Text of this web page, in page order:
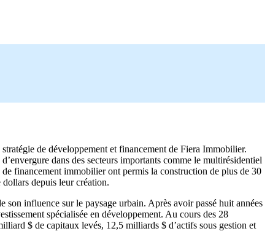
de développement et financement de Fiera Immobilier.
dans des secteurs importants comme le multirésidentiel
de financement immobilier ont permis la construction de plus de 30
dollars depuis leur création.
son influence sur le paysage urbain. Après avoir passé huit années
spécialisée en développement. Au cours des 28
$ de capitaux levés, 12,5 milliards $ d’actifs sous gestion et